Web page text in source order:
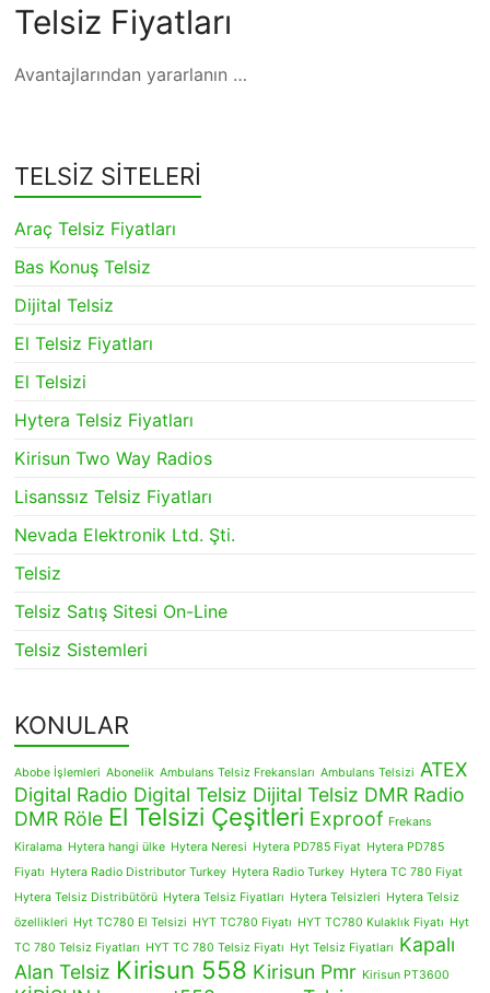
Telsiz Fiyatları
Avantajlarından yararlanın …
TELSİZ SİTELERİ
Araç Telsiz Fiyatları
Bas Konuş Telsiz
Dijital Telsiz
El Telsiz Fiyatları
El Telsizi
Hytera Telsiz Fiyatları
Kirisun Two Way Radios
Lisanssız Telsiz Fiyatları
Nevada Elektronik Ltd. Şti.
Telsiz
Telsiz Satış Sitesi On-Line
Telsiz Sistemleri
KONULAR
Abobe İşlemleri Abonelik Ambulans Telsiz Frekansları Ambulans Telsizi ATEX
Digital Radio Digital Telsiz Dijital Telsiz DMR Radio
DMR Röle El Telsizi Çeşitleri Exproof Frekans
Kiralama Hytera hangi ülke Hytera Neresi Hytera PD785 Fiyat Hytera PD785
Fiyatı Hytera Radio Distributor Turkey Hytera Radio Turkey Hytera TC 780 Fiyat
Hytera Telsiz Distribütörü Hytera Telsiz Fiyatları Hytera Telsizleri Hytera Telsiz
özellikleri Hyt TC780 El Telsizi HYT TC780 Fiyatı HYT TC780 Kulaklık Fiyatı Hyt
TC 780 Telsiz Fiyatları HYT TC 780 Telsiz Fiyatı Hyt Telsiz Fiyatları Kapalı
Alan Telsiz Kirisun 558 Kirisun Pmr Kirisun PT3600